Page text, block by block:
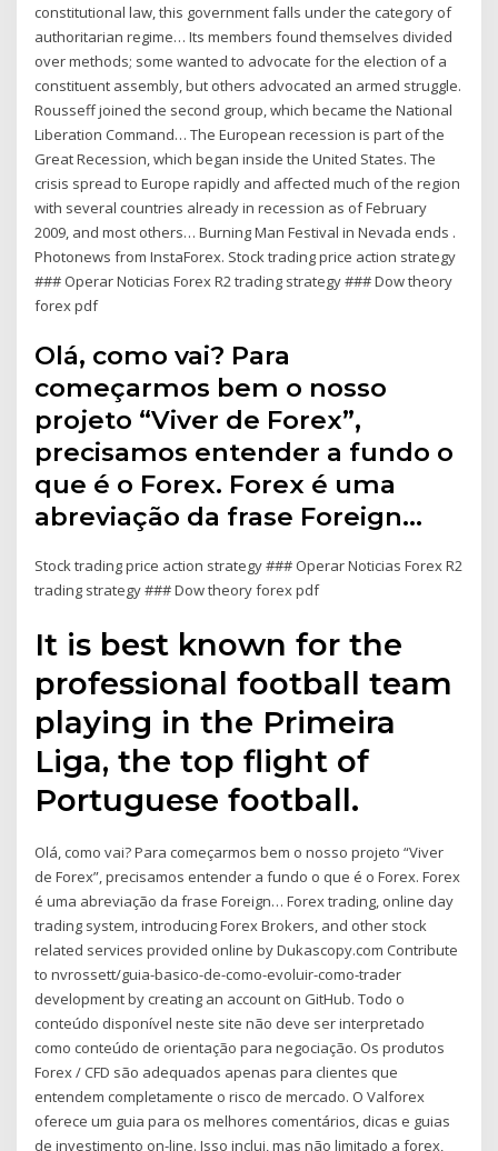
constitutional law, this government falls under the category of
authoritarian regime… Its members found themselves divided
over methods; some wanted to advocate for the election of a
constituent assembly, but others advocated an armed struggle.
Rousseff joined the second group, which became the National
Liberation Command… The European recession is part of the
Great Recession, which began inside the United States. The
crisis spread to Europe rapidly and affected much of the region
with several countries already in recession as of February
2009, and most others… Burning Man Festival in Nevada ends .
Photonews from InstaForex. Stock trading price action strategy
### Operar Noticias Forex R2 trading strategy ### Dow theory
forex pdf
Olá, como vai? Para
começarmos bem o nosso
projeto “Viver de Forex”,
precisamos entender a fundo o
que é o Forex. Forex é uma
abreviação da frase Foreign…
Stock trading price action strategy ### Operar Noticias Forex R2
trading strategy ### Dow theory forex pdf
It is best known for the
professional football team
playing in the Primeira
Liga, the top flight of
Portuguese football.
Olá, como vai? Para começarmos bem o nosso projeto “Viver
de Forex”, precisamos entender a fundo o que é o Forex. Forex
é uma abreviação da frase Foreign… Forex trading, online day
trading system, introducing Forex Brokers, and other stock
related services provided online by Dukascopy.com Contribute
to nvrossett/guia-basico-de-como-evoluir-como-trader
development by creating an account on GitHub. Todo o
conteúdo disponível neste site não deve ser interpretado
como conteúdo de orientação para negociação. Os produtos
Forex / CFD são adequados apenas para clientes que
entendem completamente o risco de mercado. O Valforex
oferece um guia para os melhores comentários, dicas e guias
de investimento on-line. Isso inclui, mas não limitado a forex,